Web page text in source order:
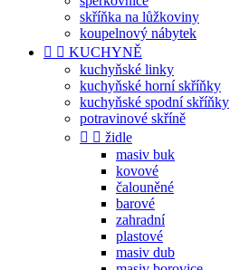
skříňka na lůžkoviny
koupelnový nábytek
  KUCHYNĚ
kuchyňské linky
kuchyňské horní skříňky
kuchyňské spodní skříňky
potravinové skříně
  židle
masiv buk
kovové
čalouněné
barové
zahradní
plastové
masiv dub